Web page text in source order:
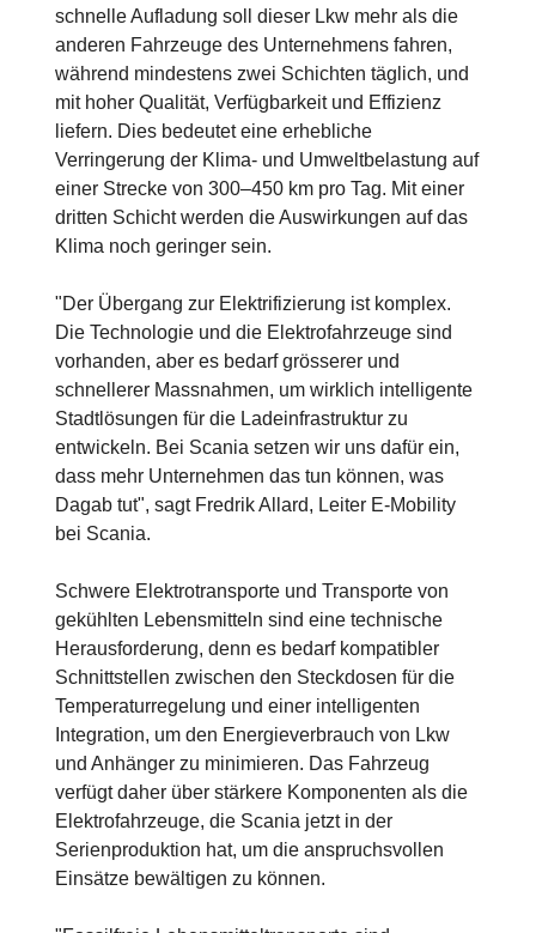
schnelle Aufladung soll dieser Lkw mehr als die
anderen Fahrzeuge des Unternehmens fahren,
während mindestens zwei Schichten täglich, und
mit hoher Qualität, Verfügbarkeit und Effizienz
liefern. Dies bedeutet eine erhebliche
Verringerung der Klima- und Umweltbelastung auf
einer Strecke von 300–450 km pro Tag. Mit einer
dritten Schicht werden die Auswirkungen auf das
Klima noch geringer sein.
"Der Übergang zur Elektrifizierung ist komplex.
Die Technologie und die Elektrofahrzeuge sind
vorhanden, aber es bedarf grösserer und
schnellerer Massnahmen, um wirklich intelligente
Stadtlösungen für die Ladeinfrastruktur zu
entwickeln. Bei Scania setzen wir uns dafür ein,
dass mehr Unternehmen das tun können, was
Dagab tut", sagt Fredrik Allard, Leiter E-Mobility
bei Scania.
Schwere Elektrotransporte und Transporte von
gekühlten Lebensmitteln sind eine technische
Herausforderung, denn es bedarf kompatibler
Schnittstellen zwischen den Steckdosen für die
Temperaturregelung und einer intelligenten
Integration, um den Energieverbrauch von Lkw
und Anhänger zu minimieren. Das Fahrzeug
verfügt daher über stärkere Komponenten als die
Elektrofahrzeuge, die Scania jetzt in der
Serienproduktion hat, um die anspruchsvollen
Einsätze bewältigen zu können.